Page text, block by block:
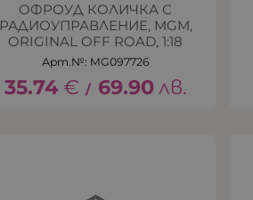
ОФРОУД КОЛИЧКА С
РАДИОУПРАВЛЕНИЕ, MGM,
ORIGINAL OFF ROAD, 1:18
Арт.№: MG097726
35.74€ / 69.90лв.